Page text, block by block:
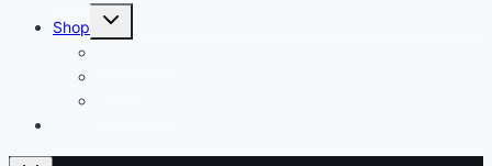
Shop
Untermenü